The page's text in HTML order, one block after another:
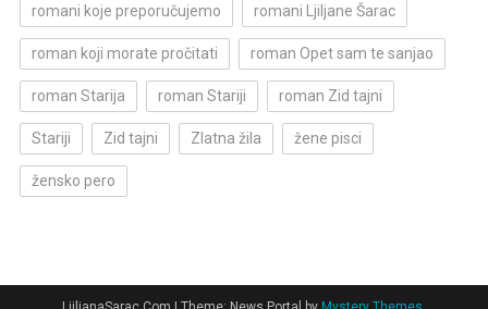
romani koje preporučujemo romani Ljiljane Šarac
roman koji morate pročitati roman Opet sam te sanjao
roman Starija roman Stariji roman Zid tajni
Stariji Zid tajni Zlatna žila žene pisci
žensko pero